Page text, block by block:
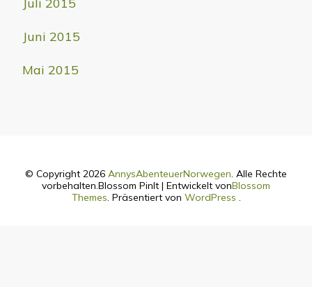
Juni 2015
Mai 2015
© Copyright 2026 AnnysAbenteuerNorwegen. Alle Rechte
vorbehalten.Blossom PinIt | Entwickelt vonBlossom
Themes. Präsentiert von WordPress .